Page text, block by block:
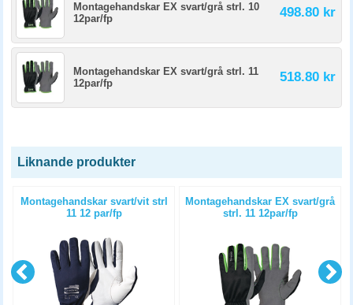
Montagehandskar EX svart/grå strl. 10
12par/fp
498.80 kr
Montagehandskar EX svart/grå strl. 11
12par/fp
518.80 kr
Liknande produkter
Montagehandskar svart/vit strl
11 12 par/fp
Montagehandskar EX svart/grå
strl. 11 12par/fp